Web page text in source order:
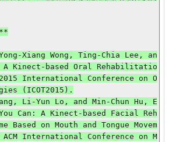
Xiang Wong, Ting-Chia Lee, an
A Kinect-based Oral Rehabilitatio
International Conference on O
(ICOT2015).
Li-Yun Lo, and Min-Chun Hu, E
Can: A Kinect-based Facial Reh
Based on Mouth and Tongue Movem
International Conference on M